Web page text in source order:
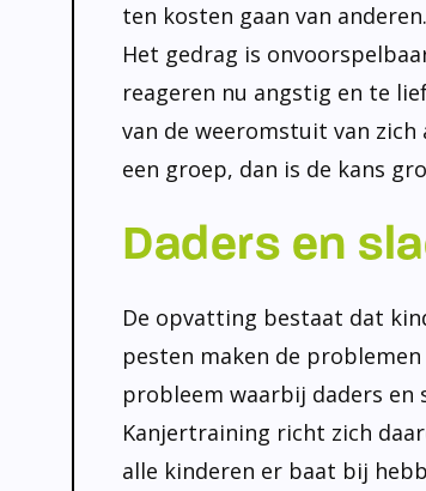
ten kosten gaan van
Het gedrag is
reageren nu angstig en te
van de weeromstuit van
een groep, dan is de kans
Daders en
De opvatting bestaat dat
pesten maken de
probleem waarbij daders en
Kanjertraining richt zich
alle kinderen er baat bij